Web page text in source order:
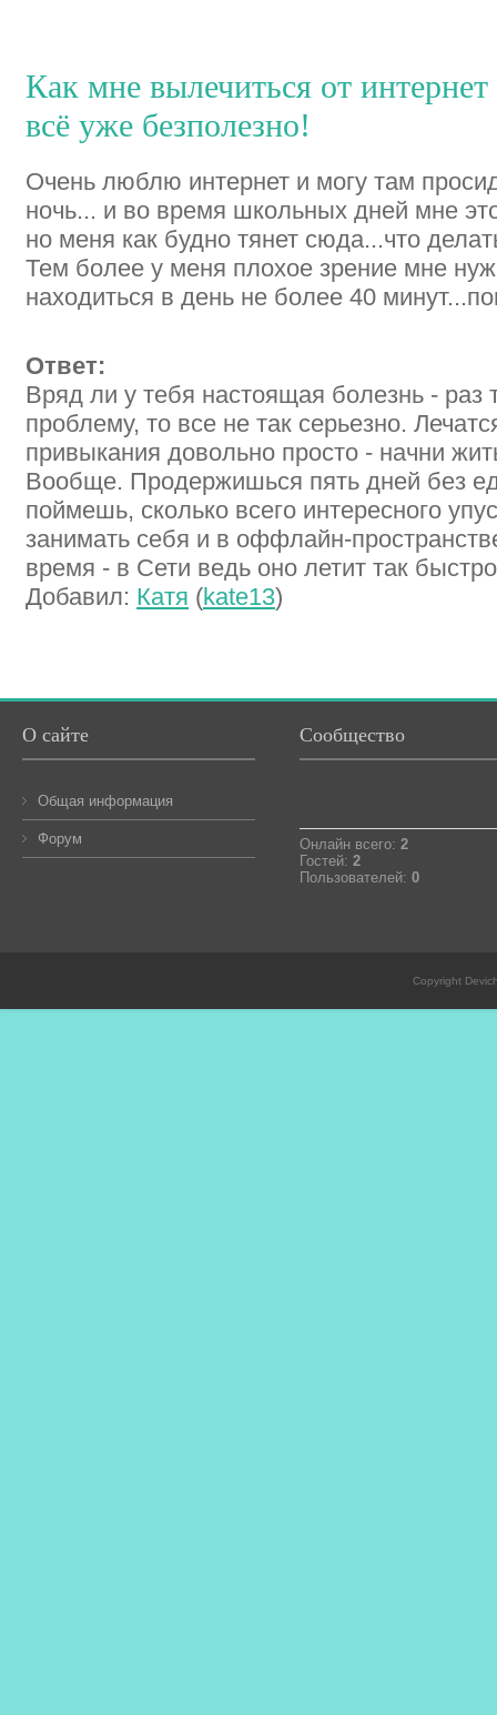
Как мне вылечиться от
всё уже безполезно!
Очень люблю интернет и могу там
ночь... и во время школьных дней мне
но меня как будно тянет сюда...что
Тем более у меня плохое зрение мне
находиться в день не более 40
Ответ:
Вряд ли у тебя настоящая болезнь - раз
проблему, то все не так серьезно.
привыкания довольно просто - начни
Вообще. Продержишься пять дней без
поймешь, сколько всего интересного
занимать себя и в оффлайн-
время - в Сети ведь оно летит так
Добавил: Катя (kate13)
О сайте
Общая информация
Форум
Сообщество
Онлайн всего: 2
Гостей: 2
Пользователей: 0
Copyright